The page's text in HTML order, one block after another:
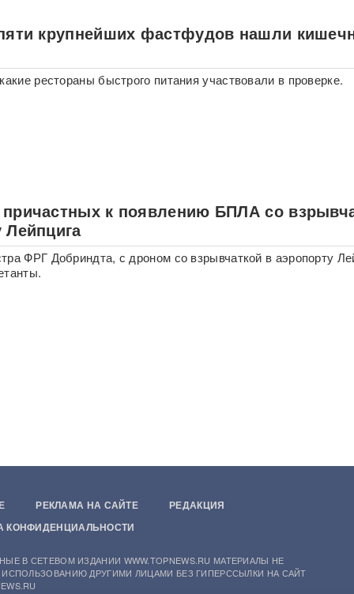
крупнейших фастфудов нашли
рестораны быстрого питания участвовали в проверке.
к появлению БПЛА со
Лейпцига
ФРГ Добриндта, с дроном со взрывчаткой в аэропорту
РЕКЛАМА НА САЙТЕ
РЕДАКЦИЯ
КОНФИДЕНЦИАЛЬНОСТИ
В СЕТЕВОМ ИЗДАНИИ WWW.TOPNEWS.RU МАТЕРИАЛЫ НЕ
ДРУГИМИ ЛИЦАМИ БЕЗ ГИПЕРССЫЛКИ НА САЙТ